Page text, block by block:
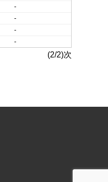
-
-
-
-
(2/2)次